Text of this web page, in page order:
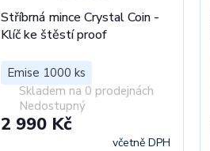
Stříbrná mince Crystal Coin -
Klíč ke štěstí proof
Emise 1000 ks
Skladem na 0 prodejnách
Nedostupný
2 990 Kč
včetně DPH